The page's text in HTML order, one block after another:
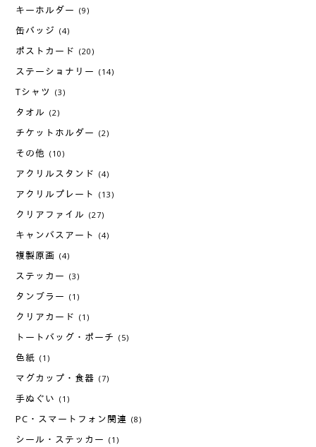
キーホルダー (9)
缶バッジ (4)
ポストカード (20)
ステーショナリー (14)
Tシャツ (3)
タオル (2)
チケットホルダー (2)
その他 (10)
アクリルスタンド (4)
アクリルプレート (13)
クリアファイル (27)
キャンバスアート (4)
複製原画 (4)
ステッカー (3)
タンブラー (1)
クリアカード (1)
トートバッグ・ポーチ (5)
色紙 (1)
マグカップ・食器 (7)
手ぬぐい (1)
PC・スマートフォン関連 (8)
シール・ステッカー (1)